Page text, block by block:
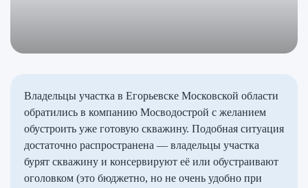
Владельцы участка в Егорьевске Московской области
обратились в компанию Мосводострой с желанием
обустроить уже готовую скважину. Подобная ситуация
достаточно распространена — владельцы участка
бурят скважину и консервируют её или обустраивают
оголовком (это бюджетно, но не очень удобно при